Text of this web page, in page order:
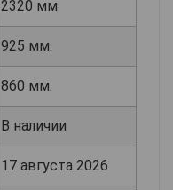
2320 мм.
925 мм.
860 мм.
В наличии
17 августа 2026